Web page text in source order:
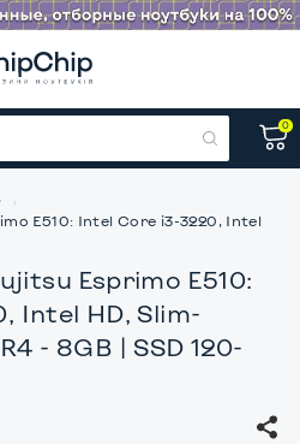
0
E510: Intel Core i3-3220, Intel
Esprimo E510:
Intel HD, Slim-
- 8GB | SSD 120-